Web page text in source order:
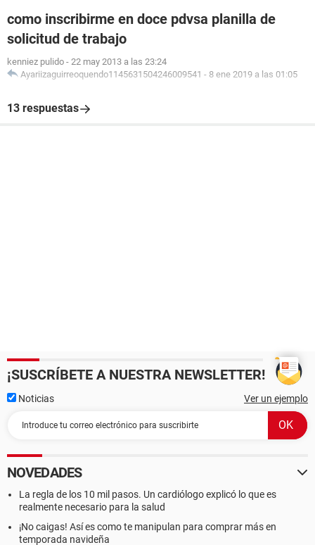
como inscribirme en doce pdvsa planilla de
solicitud de trabajo
kenniez pulido - 22 may 2013 a las 23:24
Ayariizaguirreoquendo1145631504246009541 - 8 ene 2019 a las 01:05
13 respuestas
¡SUSCRÍBETE A NUESTRA NEWSLETTER!
Noticias Ver un ejemplo
NOVEDADES
La regla de los 10 mil pasos. Un cardiólogo explicó lo que es
realmente necesario para la salud
¡No caigas! Así es como te manipulan para comprar más en
temporada navideña